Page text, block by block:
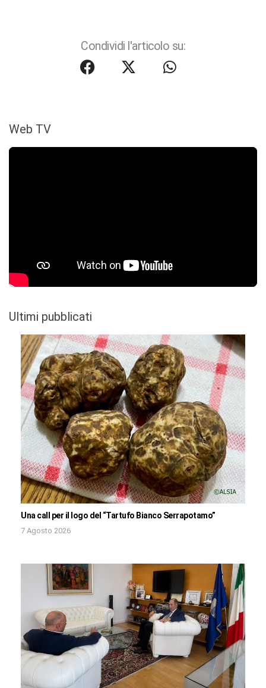
Condividi l'articolo su:
Web TV
Ultimi pubblicati
Una call per il logo del “Tartufo Bianco Serrapotamo”
7 Agosto 2026